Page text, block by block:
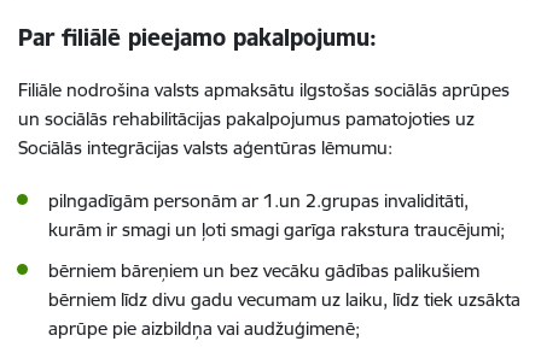
Par filiālē pieejamo pakalpojumu:
Filiāle nodrošina valsts apmaksātu ilgstošas sociālās aprūpes
un sociālās rehabilitācijas pakalpojumus pamatojoties uz
Sociālās integrācijas valsts aģentūras lēmumu:
pilngadīgām personām ar 1.un 2.grupas invaliditāti,
kurām ir smagi un ļoti smagi garīga rakstura traucējumi;
bērniem bāreņiem un bez vecāku gādības palikušiem
bērniem līdz divu gadu vecumam uz laiku, līdz tiek uzsākta
aprūpe pie aizbildņa vai audžuģimenē;